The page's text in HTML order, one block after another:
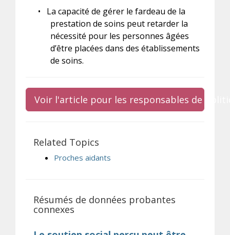
•
La capacité de gérer le fardeau de la
prestation de soins peut retarder la
nécessité pour les personnes âgées
d’être placées dans des établissements
de soins.
Voir l'article pour les responsables de
Related Topics
Proches aidants
Résumés de données probantes
connexes